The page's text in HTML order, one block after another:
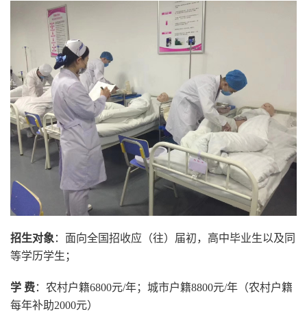
招生对象 ：面向全国招收应（往）届初，高中毕业生以及同
等学历学生；
学 费：农村户籍6800元/年；城市户籍8800元/年（农村户籍
每年补助2000元）